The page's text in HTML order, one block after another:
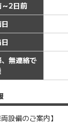
2日前
無連絡で
設備のご案内】